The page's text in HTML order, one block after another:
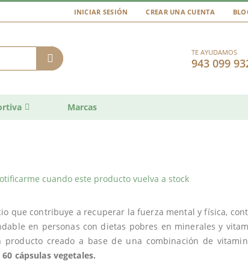
INICIAR SESIÓN CREAR UNA CUENTA
TE AYUDAMOS
943 099
Marcas
cuando este producto vuelva a stock
que contribuye a recuperar la fuerza mental y física,
en personas con dietas pobres en minerales y
producto creado a base de una combinación de
cápsulas vegetales.